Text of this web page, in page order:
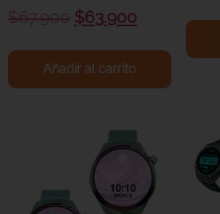
$67.900 $63.900
Añadir al carrito